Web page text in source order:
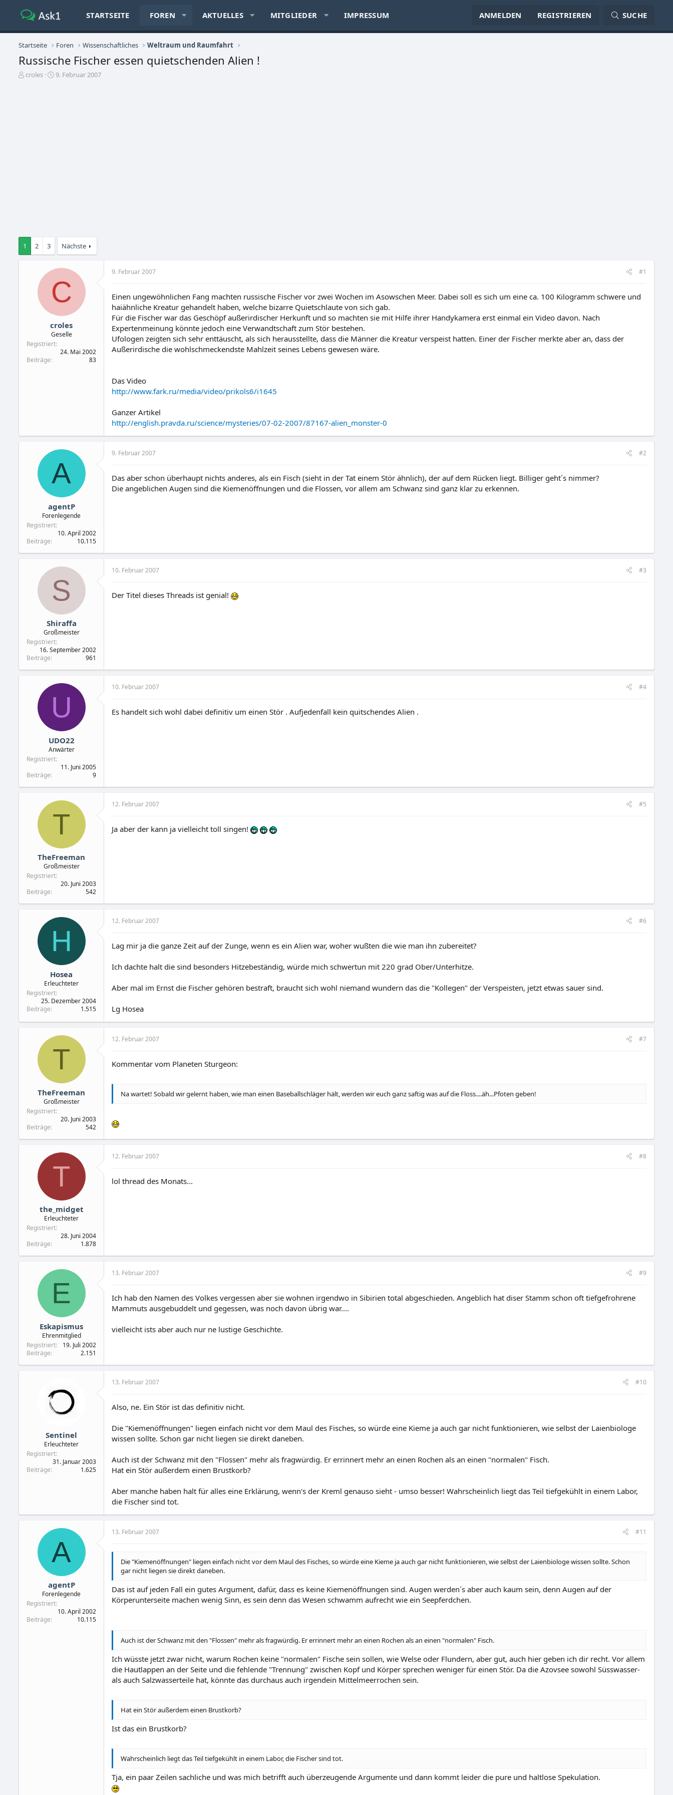
STARTSEITE FOREN AKTUELLES MITGLIEDER IMPRESSUM ANMELDEN REGISTRIEREN SUCHE
Startseite Foren Wissenschaftliches Weltraum und Raumfahrt
Russische Fischer essen quietschenden Alien !
E
croles
E
9. Februar 2007
1 2 3 Nächste
C
croles
Geselle
Registriert
24. Mai 2002
Beiträge
83
9. Februar 2007 #1
Einen ungewöhnlichen Fang machten russische Fischer vor zwei Wochen im Asowschen Meer. Dabei soll es sich um eine ca. 100 Kilogramm schwere und
haiähnliche Kreatur gehandelt haben, welche bizarre Quietschlaute von sich gab.
Für die Fischer war das Geschöpf außerirdischer Herkunft und so machten sie mit Hilfe ihrer Handykamera erst einmal ein Video davon. Nach
Expertenmeinung könnte jedoch eine Verwandtschaft zum Stör bestehen.
Ufologen zeigten sich sehr enttäuscht, als sich herausstellte, dass die Männer die Kreatur verspeist hatten. Einer der Fischer merkte aber an, dass der
Außerirdische die wohlschmeckendste Mahlzeit seines Lebens gewesen wäre.
Das Video
http://www.fark.ru/media/video/prikols6/i1645
Ganzer Artikel
http://english.pravda.ru/science/mysteries/07-02-2007/87167-alien_monster-0
A
agentP
Forenlegende
Registriert
10. April 2002
Beiträge
10.115
9. Februar 2007 #2
Das aber schon überhaupt nichts anderes, als ein Fisch (sieht in der Tat einem Stör ähnlich), der auf dem Rücken liegt. Billiger geht´s nimmer?
Die angeblichen Augen sind die Kiemenöffnungen und die Flossen, vor allem am Schwanz sind ganz klar zu erkennen.
S
Shiraffa
Großmeister
Registriert
16. September 2002
Beiträge
961
10. Februar 2007 #3
Der Titel dieses Threads ist genial!
U
UDO22
Anwärter
Registriert
11. Juni 2005
Beiträge
9
10. Februar 2007 #4
Es handelt sich wohl dabei definitiv um einen Stör . Aufjedenfall kein quitschendes Alien .
T
TheFreeman
Großmeister
Registriert
20. Juni 2003
Beiträge
542
12. Februar 2007 #5
Ja aber der kann ja vielleicht toll singen!
H
Hosea
Erleuchteter
Registriert
25. Dezember 2004
Beiträge
1.515
12. Februar 2007 #6
Lag mir ja die ganze Zeit auf der Zunge, wenn es ein Alien war, woher wußten die wie man ihn zubereitet?
Ich dachte halt die sind besonders Hitzebeständig, würde mich schwertun mit 220 grad Ober/Unterhitze.
Aber mal im Ernst die Fischer gehören bestraft, braucht sich wohl niemand wundern das die "Kollegen" der Verspeisten, jetzt etwas sauer sind.
Lg Hosea
T
TheFreeman
Großmeister
Registriert
20. Juni 2003
Beiträge
542
12. Februar 2007 #7
Kommentar vom Planeten Sturgeon:
Na wartet! Sobald wir gelernt haben, wie man einen Baseballschläger hält, werden wir euch ganz saftig was auf die Floss....äh...Pfoten geben!
T
the_midget
Erleuchteter
Registriert
28. Juni 2004
Beiträge
1.878
12. Februar 2007 #8
lol thread des Monats...
E
Eskapismus
Ehrenmitglied
Registriert
19. Juli 2002
Beiträge
2.151
13. Februar 2007 #9
Ich hab den Namen des Volkes vergessen aber sie wohnen irgendwo in Sibirien total abgeschieden. Angeblich hat diser Stamm schon oft tiefgefrohrene
Mammuts ausgebuddelt und gegessen, was noch davon übrig war....
vielleicht ists aber auch nur ne lustige Geschichte.
Sentinel
Erleuchteter
Registriert
31. Januar 2003
Beiträge
1.625
13. Februar 2007 #10
Also, ne. Ein Stör ist das definitiv nicht.
Die "Kiemenöffnungen" liegen einfach nicht vor dem Maul des Fisches, so würde eine Kieme ja auch gar nicht funktionieren, wie selbst der Laienbiologe
wissen sollte. Schon gar nicht liegen sie direkt daneben.
Auch ist der Schwanz mit den "Flossen" mehr als fragwürdig. Er errinnert mehr an einen Rochen als an einen "normalen" Fisch.
Hat ein Stör außerdem einen Brustkorb?
Aber manche haben halt für alles eine Erklärung, wenn's der Kreml genauso sieht - umso besser! Wahrscheinlich liegt das Teil tiefgekühlt in einem Labor,
die Fischer sind tot.
A
agentP
Forenlegende
Registriert
10. April 2002
Beiträge
10.115
13. Februar 2007 #11
Die "Kiemenöffnungen" liegen einfach nicht vor dem Maul des Fisches, so würde eine Kieme ja auch gar nicht funktionieren, wie selbst der Laienbiologe wissen sollte. Schon
gar nicht liegen sie direkt daneben.
Das ist auf jeden Fall ein gutes Argument, dafür, dass es keine Kiemenöffnungen sind. Augen werden´s aber auch kaum sein, denn Augen auf der
Körperunterseite machen wenig Sinn, es sein denn das Wesen schwamm aufrecht wie ein Seepferdchen.
Auch ist der Schwanz mit den "Flossen" mehr als fragwürdig. Er errinnert mehr an einen Rochen als an einen "normalen" Fisch.
Ich wüsste jetzt zwar nicht, warum Rochen keine "normalen" Fische sein sollen, wie Welse oder Flundern, aber gut, auch hier geben ich dir recht. Vor allem
die Hautlappen an der Seite und die fehlende "Trennung" zwischen Kopf und Körper sprechen weniger für einen Stör. Da die Azovsee sowohl Süsswasser-
als auch Salzwasserteile hat, könnte das durchaus auch irgendein Mittelmeerrochen sein.
Hat ein Stör außerdem einen Brustkorb?
Ist das ein Brustkorb?
Wahrscheinlich liegt das Teil tiefgekühlt in einem Labor, die Fischer sind tot.
Tja, ein paar Zeilen sachliche und was mich betrifft auch überzeugende Argumente und dann kommt leider die pure und haltlose Spekulation.